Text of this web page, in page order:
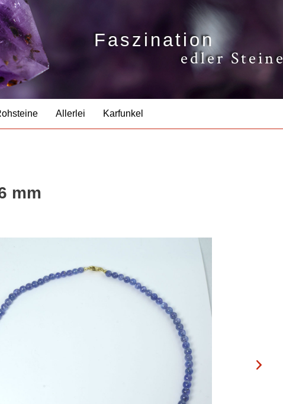
Faszination
edler Steine
Allerlei Karfunkel
mm